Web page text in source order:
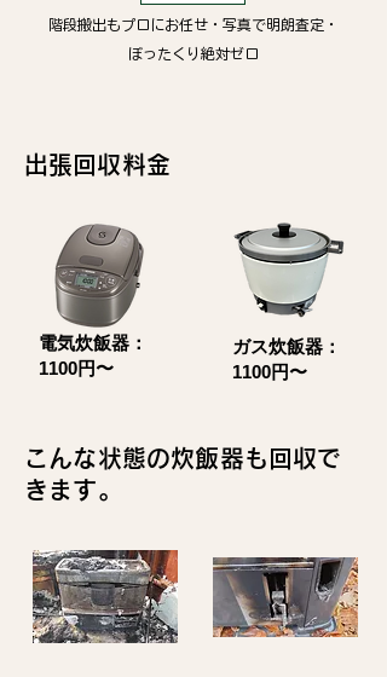
階段搬出もプロにお任せ・写真で明朗査定・
ぼったくり絶対ゼロ
​出張回収料金
電気炊飯器：
1100円〜
ガス炊飯器：
1100円〜
こんな状態の炊飯器も回収で
きます。